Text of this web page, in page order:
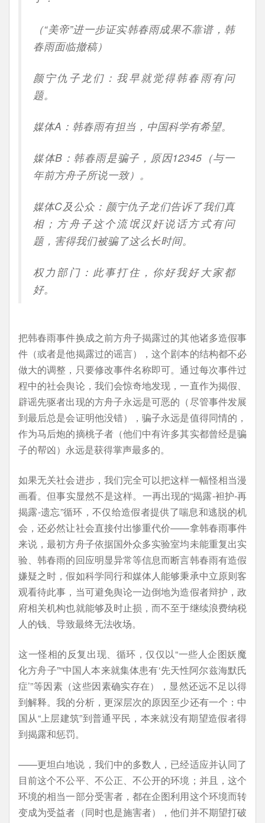
（“美帝”进一步证实韩春雨成果不靠谱，韩
春雨面临撤稿）
颜宁仇子龙们：我早就觉得韩春雨有问
题。
媒体A：韩春雨有担当，中国科学有希望。
媒体B：韩春雨是骗子，原因12345（与一
年前方舟子所说一致）。
媒体C及公众：颜宁仇子龙们告诉了我们真
相；方舟子这个流氓汉奸说话方式有问
题，害得我们被骗了这么长时间。
权力部门：此事打住，你好我好大家都
好。
把韩春雨事件换成之前方舟子揭露过的其他诸多造假事
件（或者是他揭露过的谣言），这个剧本的结构都不必
做大的调整，只要修改事件名称即可。通过每次事件过
程中的社会舆论，我们会惊奇地发现，一直作为揭假、
辟谣先驱者出现的方舟子永远是可恶的（尽管事件发展
到最后总是会证明他没错），骗子永远是值得同情的，
作为马后炮的摘桃子者（他们中有许多其实都曾经是骗
子的帮凶）永远是获得掌声最多的。
如果无关社会进步，我们完全可以把这样一幅怪相当漫
画看。但事实显然不是这样。一再出现的“揭露-袒护-再
揭露-遗忘”循环，不仅给造假者提供了喘息和逃脱的机
会，还必然让社会直接付出惨重代价——拿韩春雨事件
来说，最初方舟子依据国外众多实验室均未能重复出实
验、韩春雨的回应明显异常等信息而断言韩春雨有造假
嫌疑之时，假如科学同行和媒体人能够秉承中立原则客
观看待此事，当可避免舆论一边倒地为造假者辩护，政
府相关机构也就能够及时止损，而不至于继续浪费纳税
人的钱、导致最终无法收场。
这一怪相的反复出现、循环，仅仅以“一些人企图妖魔
化方舟子”“中国人本来就集体患有‘先天性阿尔兹海默氏
症’”等因素（这些因素确实存在），显然还远不足以得
到解释。我的分析，更深层次的原因至少还有一个：中
国从“上层建筑”到普通平民，本来就没有期望造假者得
到揭露和惩罚。
——更坦白地说，我们中的多数人，已经适应并认同了
目前这个不公平、不公正、不公开的环境；并且，这个
环境的相当一部分受害者，都在企图利用这个环境而转
变成为受益者（同时也是施害者），他们并不期望打破